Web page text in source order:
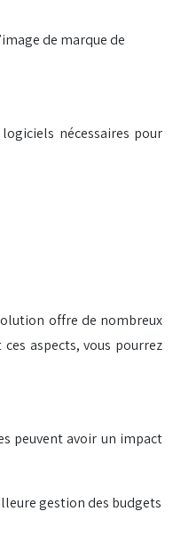
de marque de
nécessaires pour
offre de nombreux
aspects, vous pourrez
peuvent avoir un impact
gestion des budgets